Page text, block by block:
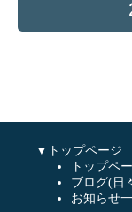
▼トップページ
トップペ
ブログ(日
お知らせ